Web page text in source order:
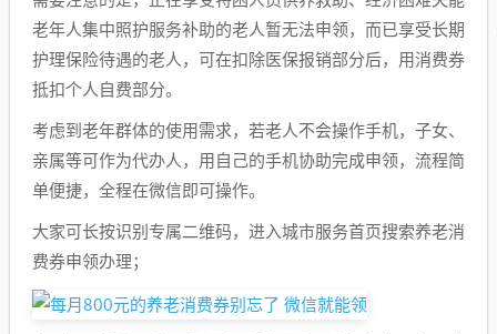
老年人集中照护服务补助的老人暂无法申领，而已享受长期
护理保险待遇的老人，可在扣除医保报销部分后，用消费券
抵扣个人自费部分。
考虑到老年群体的使用需求，若老人不会操作手机，子女、
亲属等可作为代办人，用自己的手机协助完成申领，流程简
单便捷，全程在微信即可操作。
大家可长按识别专属二维码，进入城市服务首页搜索养老消
费券申领办理；